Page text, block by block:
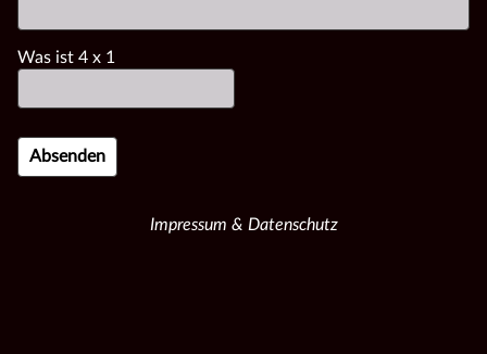
Was ist 4 x 1
Impressum & Datenschutz